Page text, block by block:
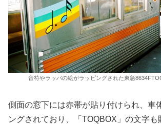
音符やラッパの絵がラッピングされた東急
側面の窓下には赤帯が貼り付けられ、車
ングされており、「TOQBOX」の文字も